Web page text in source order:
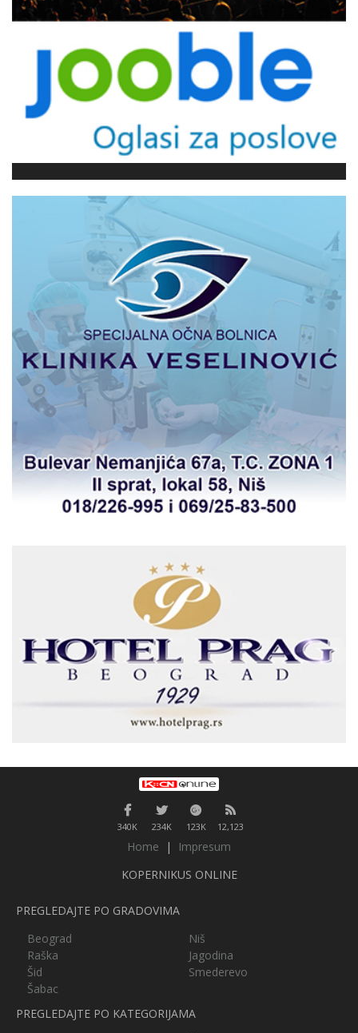
340K 234K 123K 12,123
Home |
Impresum
KOPERNIKUS ONLINE
PREGLEDAJTE PO GRADOVIMA
Beograd
Niš
Raška
Jagodina
Šid
Smederevo
Šabac
PREGLEDAJTE PO KATEGORIJAMA